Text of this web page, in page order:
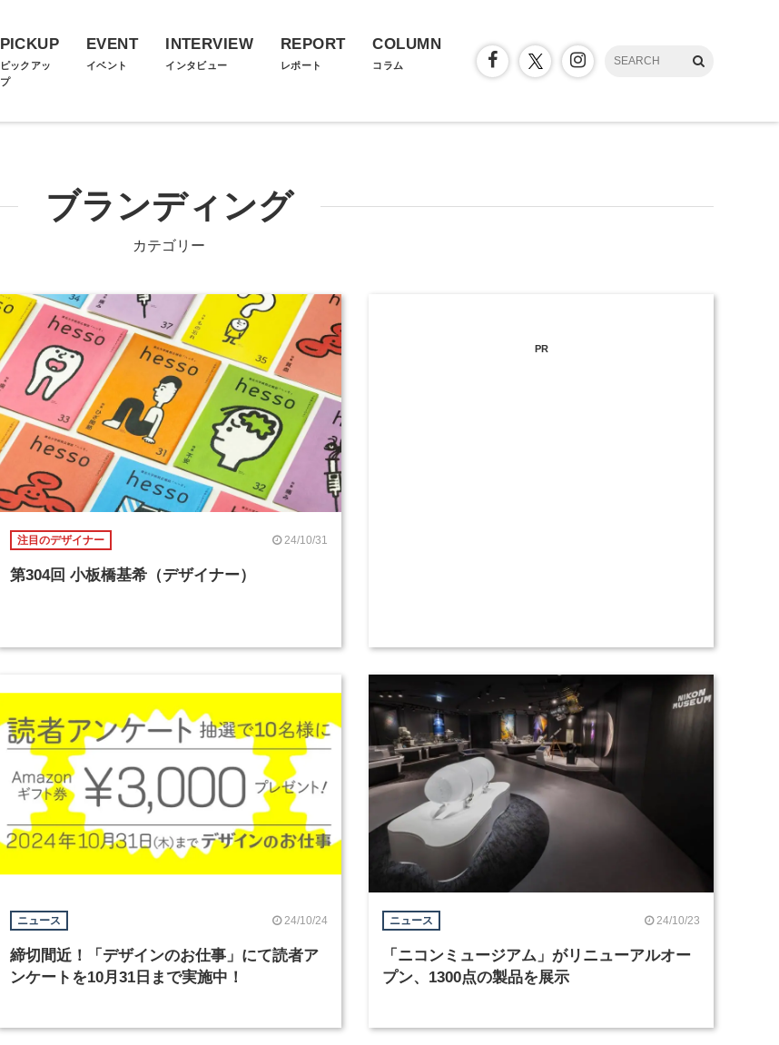
PICKUP
ピックアッ
プ
EVENT
イベント
INTERVIEW
インタビュー
REPORT
レポート
COLUMN
コラム
ブランディング
カテゴリー
注目のデザイナー 24/10/31
第304回 小板橋基希（デザイナー）
PR
ニュース 24/10/24
締切間近！「デザインのお仕事」にて読者ア
ンケートを10月31日まで実施中！
ニュース 24/10/23
「ニコンミュージアム」がリニューアルオー
プン、1300点の製品を展示